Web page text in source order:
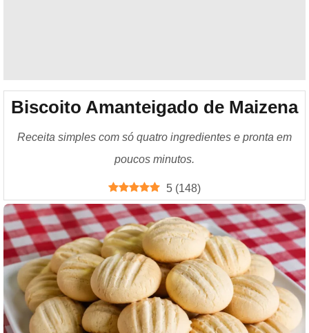
Biscoito Amanteigado de Maizena
Receita simples com só quatro ingredientes e pronta em
poucos minutos.
5 (148)